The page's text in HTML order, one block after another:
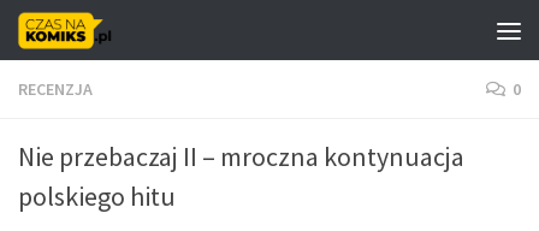
Skip to content
RECENZJA 0
Nie przebaczaj II – mroczna kontynuacja
polskiego hitu